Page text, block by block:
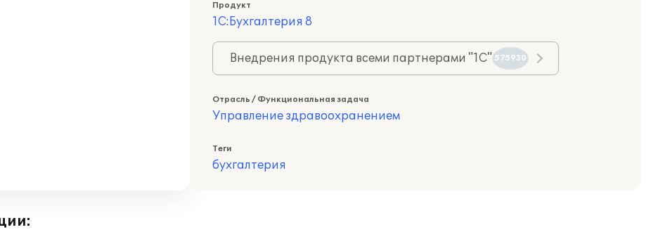
Продукт
1С:Бухгалтерия 8
Внедрения продукта всеми партнерами "1С" 575930
Отрасль / Функциональная задача
Управление здравоохранением
Теги
бухгалтерия